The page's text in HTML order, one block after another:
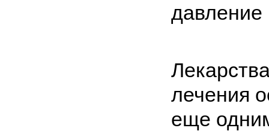
давление
лечения
еще